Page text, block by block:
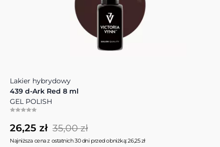
Lakier hybrydowy
439 d-Ark Red 8 ml
GEL POLISH
26,25 zł 35,00 zł
Najniższa cena z ostatnich 30 dni przed obniżką: 26,25 zł